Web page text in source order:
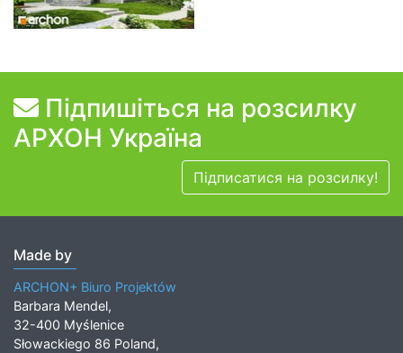
Підпишіться на розсилку
АРХОН Україна
Підписатися на розсилку!
Made by
ARCHON+ Biuro Projektów
Barbara Mendel,
32-400 Myślenice
Słowackiego 86 Poland,